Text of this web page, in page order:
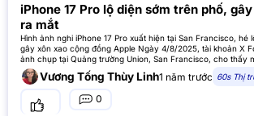
iPhone 17 Pro lộ diện sớm trên phố,
ra mắt
Hình ảnh nghi iPhone 17 Pro xuất hiện tại San Francisco, hé
gây xôn xao cộng đồng Apple Ngày 4/8/2025, tài khoản X
ảnh chụp tại Quảng trường Union, San Francisco, cho thấy
smartphone, một trắng và một đen, nghi
Vương Tống Thùy Linh1 năm trước 60s Thị
0